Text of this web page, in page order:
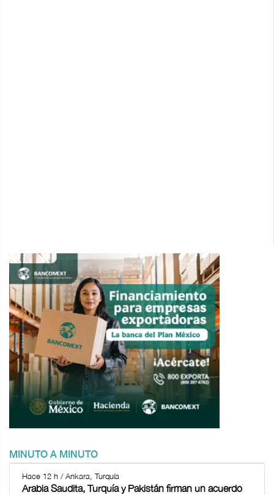
MINUTO A MINUTO
Hace 12 h / Ankara, Turquía
Arabia Saudita, Turquía y Pakistán firman un acuerdo